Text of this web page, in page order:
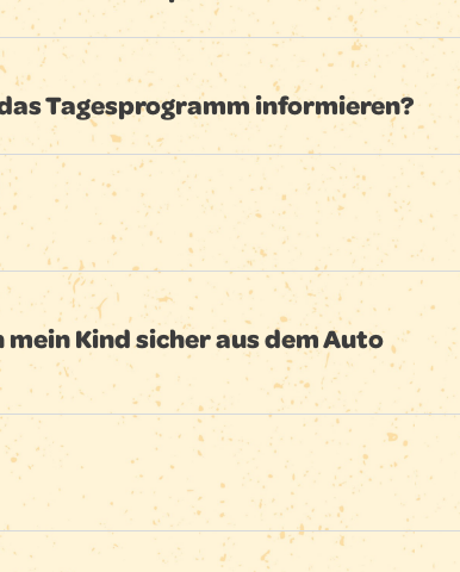
Tagesprogramm informieren?
Kind sicher aus dem Auto